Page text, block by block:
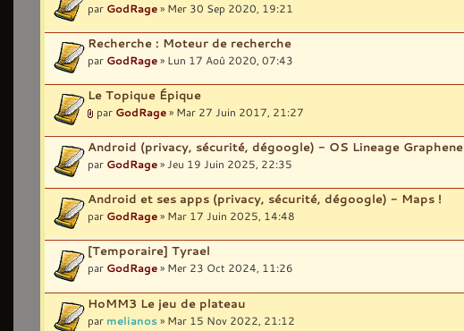
par GodRage» Mer 30 Sep 2020, 19:21
Recherche : Moteur de recherche
par GodRage» Lun 17 Aoû 2020, 07:43
Le Topique Épique
par GodRage» Mar 27 Juin 2017, 21:27
Android (privacy, sécurité, dégoogle) - OS Lineage Graphene
par GodRage» Jeu 19 Juin 2025, 22:35
Android et ses apps (privacy, sécurité, dégoogle) - Maps !
par GodRage» Mar 17 Juin 2025, 14:48
[Temporaire] Tyrael
par GodRage» Mer 23 Oct 2024, 11:26
HoMM3 Le jeu de plateau
par melianos» Mar 15 Nov 2022, 21:12